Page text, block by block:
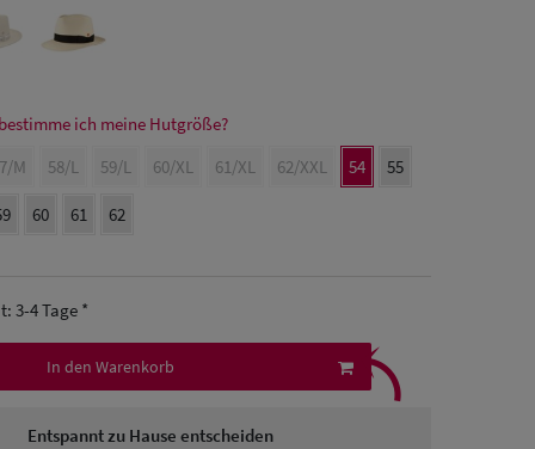
ich meine Hutgröße?
M
58/L 59/L 60/XL 61/XL 62/XXL 54 55
60 61 62
3-4 Tage *
In den Warenkorb
Entspannt zu Hause entscheiden
⤹